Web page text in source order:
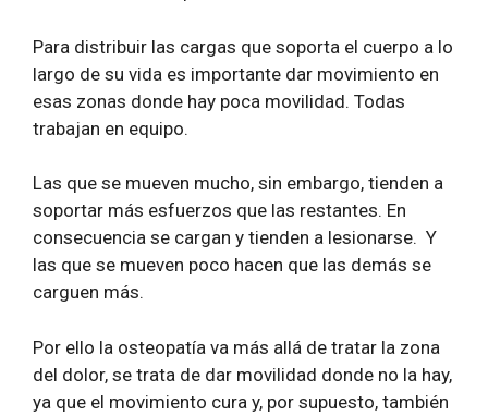
Para distribuir las cargas que soporta el cuerpo a lo
largo de su vida es importante dar movimiento en
esas zonas donde hay poca movilidad. Todas
trabajan en equipo.
Las que se mueven mucho, sin embargo, tienden a
soportar más esfuerzos que las restantes. En
consecuencia se cargan y tienden a lesionarse. Y
las que se mueven poco hacen que las demás se
carguen más.
Por ello la osteopatía va más allá de tratar la zona
del dolor, se trata de dar movilidad donde no la hay,
ya que el movimiento cura y, por supuesto, también